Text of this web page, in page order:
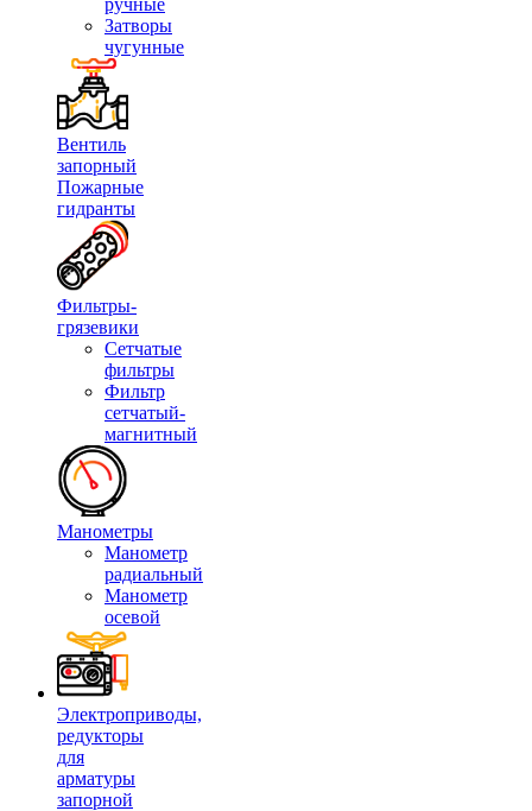
ручные
Затворы
чугунные
Вентиль
запорный
Пожарные
гидранты
Фильтры-
грязевики
Сетчатые
фильтры
Фильтр
сетчатый-
магнитный
Манометры
Манометр
радиальный
Манометр
осевой
Электроприводы,
редукторы
для
арматуры
запорной